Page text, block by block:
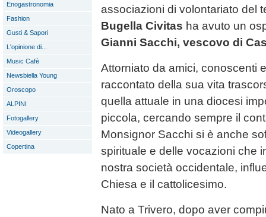
Enogastronomia
Fashion
Gusti & Sapori
L'opinione di...
Music Cafè
Newsbiella Young
Oroscopo
ALPINI
Fotogallery
Videogallery
Copertina
associazioni di volontariato del
Bugella Civitas ha avuto un
Gianni Sacchi, vescovo di
Attorniato da amici, conoscenti
raccontato della sua vita
quella attuale in una diocesi
piccola, cercando sempre il
Monsignor Sacchi si è anche
spirituale e delle vocazioni che
nostra società occidentale,
Chiesa e il cattolicesimo.
Nato a Trivero, dopo aver